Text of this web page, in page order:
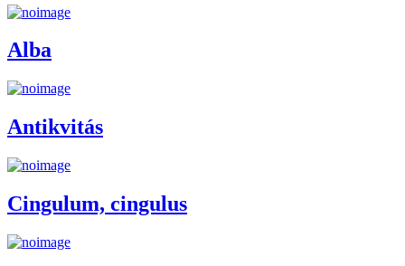
Alba
Antikvitás
Cingulum, cingulus